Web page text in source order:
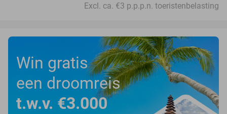
Excl. ca. €3 p.p.p.n. toeristenbelasting
Win gratis
een droomreis
t.w.v. €3.000